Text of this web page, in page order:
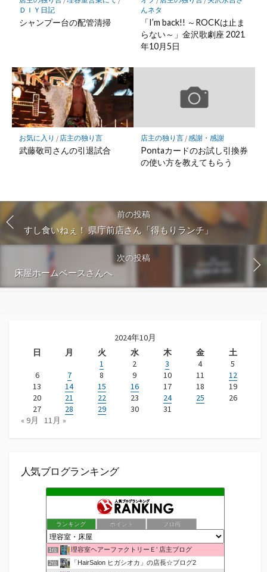
ＤＩＹ日記
シャンプー台の配管清掃
んネタ
「I’m back!! ～ROCKは止ま
らない～」金沢歌劇座 2021
年10月5日
お気に入り / 店主の独り言
武藤敬司さんの引退試合
店主の独り言/感謝・感謝
Pontaカードのお試し引換券
の使い方を教えてもらう
前の投稿
すし食いねぇ！ 県庁前店さん「得もりランチ」
次の投稿
床屋ホームベースさんへ
2024年10月
日
月 火 水 木 金
土
1
2 3 4
5
6
7 8 9 10 11
12
13
14 15 16 17 18
19
20
21 22 23 24 25
26
27
28 29 30
31
« 9月
11月 »
人気ブログランキング
ランキング ポイント ブロ画
1位 理容室ヘアーファクトリーＥ’ 店主ブログ
2位 「HairSalon ヒガシオカ」の店長☆ブログ2